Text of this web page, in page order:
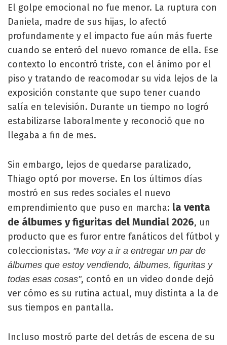
El golpe emocional no fue menor. La ruptura con
Daniela, madre de sus hijas, lo afectó
profundamente y el impacto fue aún más fuerte
cuando se enteró del nuevo romance de ella. Ese
contexto lo encontró triste, con el ánimo por el
piso y tratando de reacomodar su vida lejos de la
exposición constante que supo tener cuando
salía en televisión. Durante un tiempo no logró
estabilizarse laboralmente y reconoció que no
llegaba a fin de mes.
Sin embargo, lejos de quedarse paralizado,
Thiago optó por moverse. En los últimos días
mostró en sus redes sociales el nuevo
emprendimiento que puso en marcha: la venta
de álbumes y figuritas del Mundial 2026, un
producto que es furor entre fanáticos del fútbol y
coleccionistas. "Me voy a ir a entregar un par de
álbumes que estoy vendiendo, álbumes, figuritas y
todas esas cosas", contó en un video donde dejó
ver cómo es su rutina actual, muy distinta a la de
sus tiempos en pantalla.
Incluso mostró parte del detrás de escena de su